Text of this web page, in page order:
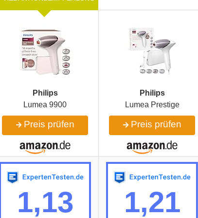
Philips Philips
Lumea 9900 Lumea Prestige
Preis prüfen Preis prüfen
1,13 1,21